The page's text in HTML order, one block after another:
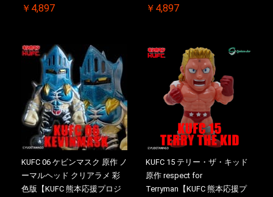
￥4,897 ￥4,897
KUFC 06 ケビンマスク 原作 ノ
ーマルヘッド クリアラメ 彩
色版【KUFC 熊本応援プロジ
KUFC 15 テリー・ザ・キッド
原作 respect for
Terryman【KUFC 熊本応援プ